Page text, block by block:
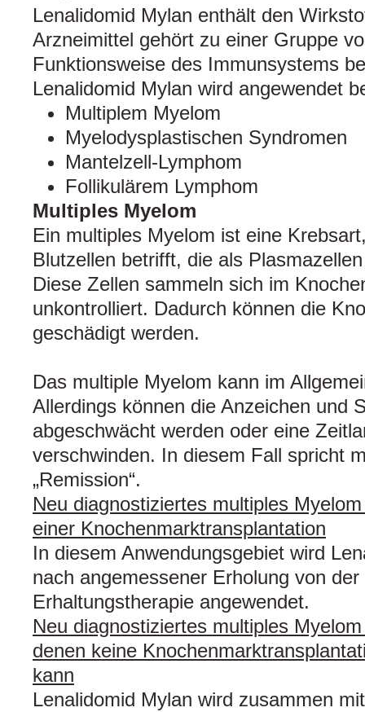
Lenalidomid Mylan enthält den
Arzneimittel gehört zu einer Gruppe
Funktionsweise des Immunsystems
Lenalidomid Mylan wird angewendet
Multiplem Myelom
Myelodysplastischen Syndromen
Mantelzell-Lymphom
Follikulärem Lymphom
Multiples Myelom
Ein multiples Myelom ist eine
Blutzellen betrifft, die als
Diese Zellen sammeln sich im
unkontrolliert. Dadurch können die
geschädigt werden.
Das multiple Myelom kann im
Allerdings können die Anzeichen und
abgeschwächt werden oder eine
verschwinden. In diesem Fall spricht
„Remission“.
Neu diagnostiziertes multiples
einer Knochenmarktransplantation
In diesem Anwendungsgebiet wird
nach angemessener Erholung von
Erhaltungstherapie angewendet.
Neu diagnostiziertes multiples
denen keine
kann
Lenalidomid Mylan wird zusammen